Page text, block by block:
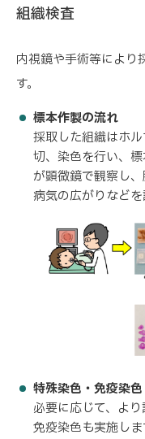
組織検査
内視鏡や手術等により
す。
標本作製の流れ
採取した組織はホ
切、染色を行い、
が顕微鏡で観察し
病気の広がりなどを
特殊染色・免疫染色
必要に応じて、よ
免疫染色も実施しま